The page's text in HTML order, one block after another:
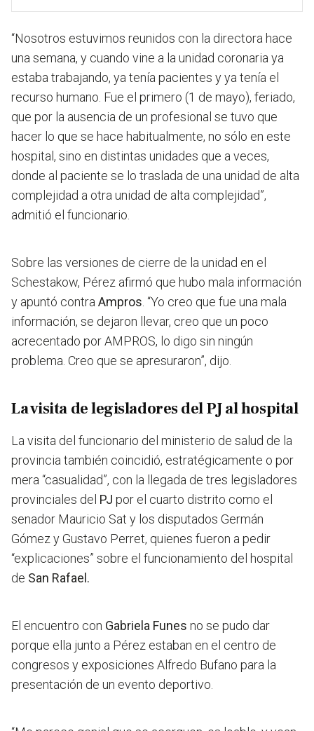
“Nosotros estuvimos reunidos con la directora hace
una semana, y cuando vine a la unidad coronaria ya
estaba trabajando, ya tenía pacientes y ya tenía el
recurso humano . Fue el primero (1 de mayo), feriado,
que por la ausencia de un profesional se tuvo que
hacer lo que se hace habitualmente, no sólo en este
hospital, sino en distintas unidades que a veces,
donde al paciente se lo traslada de una unidad de alta
complejidad a otra unidad de alta complejidad”,
admitió el funcionario.
Sobre las versiones de cierre de la unidad en el
Schestakow, Pérez afirmó que hubo mala información
y apuntó contra Ampros . “Yo creo que fue una mala
información, se dejaron llevar, creo que un poco
acrecentado por AMPROS, lo digo sin ningún
problema. Creo que se apresuraron”, dijo.
La visita de legisladores del PJ al hospital
La visita del funcionario del ministerio de salud de la
provincia también coincidió, estratégicamente o por
mera “casualidad”, con la llegada de tres legisladores
provinciales del PJ por el cuarto distrito como el
senador Mauricio Sat y los disputados Germán
Gómez y Gustavo Perret, quienes fueron a pedir
“explicaciones” sobre el funcionamiento del hospital
de San Rafael.
El encuentro con Gabriela Funes no se pudo dar
porque ella junto a Pérez estaban en el centro de
congresos y exposiciones Alfredo Bufano para la
presentación de un evento deportivo.